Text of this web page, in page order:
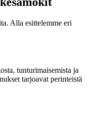
Alla esittelemme eri
tunturimaisemista ja
tarjoavat perinteistä